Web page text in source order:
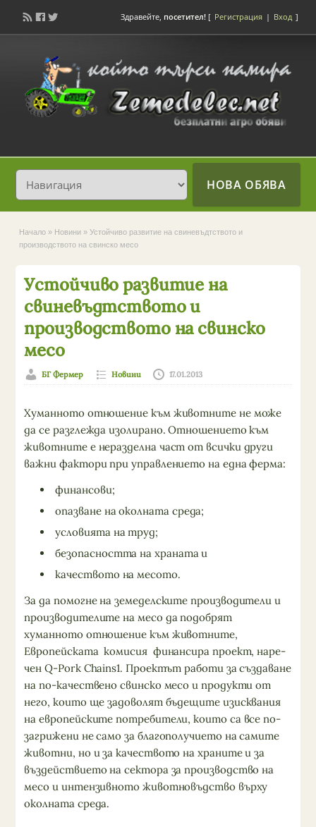
Здравейте, посетител! [ Регистрация | Вход ]
НОВА ОБЯВА
Начало » Новини » Устойчиво развитие на свиневъдтството и
производството на свинско месо
Устойчиво развитие на
свиневъдтството и
производството на свинско
месо
БГ Фермер Новини 17.01.2013
Хуманното отношение към живот­ните не може
да се разглежда изоли­рано. Отношението към
животните е неразделна част от всички други
важни фактори при управлението на една ферма:
финансови;
опазване на околната среда;
условията на труд;
безопасността на храната и
качеството на месото.
За да помогне на земеделските производители и
производителите на месо да подобрят
хуманното отно­шение към животните,
Европейска­та комисия финансира проект, наре­
чен Q-Pork Chains1. Проектът работи за създаване
на по-качествено свин­ско месо и продукти от
него, които ще задоволят бъдещите изисквания
на европейските потребители, които са все по-
загрижени не само за благопо­лучието на самите
животни, но и за качеството на храните и за
въздей­ствието на сектора за производство на
месо и интензивното животновъд­ство върху
околната среда.